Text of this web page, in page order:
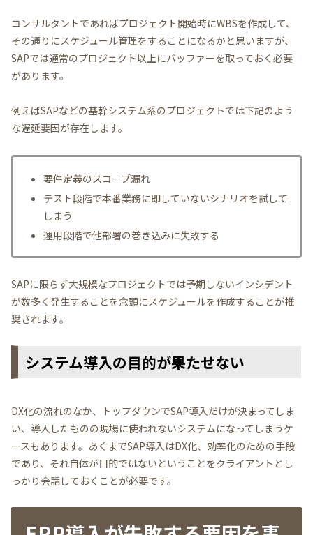
コンサルタントであればプロジェクト開始時にWBSを作成して、
その通りにスケジュール管理をすることになるかと思いますが、
SAPでは通常のプロジェクト以上にバッファーを取っておく必要
があります。
例えばSAPなどの基幹システム系のプロジェクトでは下記のよう
な遅延要因が存在します。
要件定義のスコープ漏れ
テスト段階で本番業務に即していないシナリオを試して
しまう
運用段階で他部署の巻き込みに失敗する
SAPに限らず大規模なプロジェクトでは予期しないインシデント
が数多く発生することを念頭にスケジュールを作成することが推
奨されます。
システム導入の目的が果たせない
DX化の流れのなか、トップダウンでSAP導入だけが決まってしま
い、導入したものの現場に使われないシステムになってしまうケ
ースもあります。あくまでSAP導入はDX化、効率化のための手段
であり、それ自体が目的ではないということをクライアントとし
っかり会話しておくことが必要です。